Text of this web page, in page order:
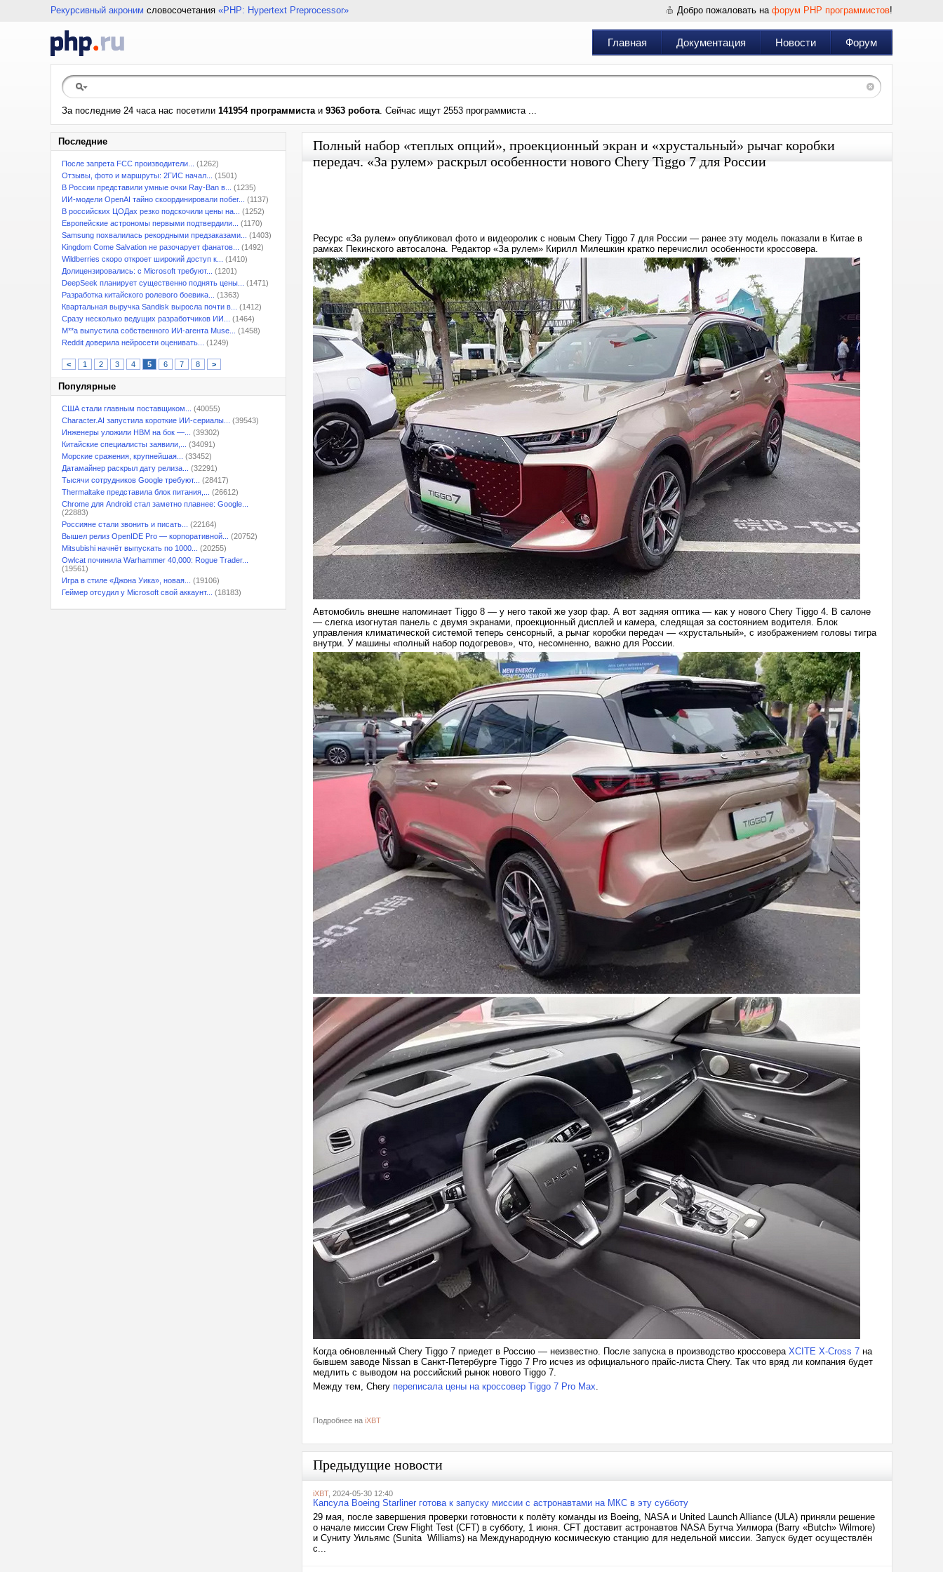
Рекурсивный акроним словосочетания «PHP: Hypertext Preprocessor» Добро пожаловать на форум PHP программистов!
Главная Документация Новости Форум
За последние 24 часа нас посетили 141954 программистаи 9363 робота. Сейчас ищут 2553 программиста ...
Последние
После запрета FCC производители...
(1262)
Отзывы, фото и маршруты: 2ГИС начал...
(1501)
В России представили умные очки Ray-Ban в...
(1235)
ИИ-модели OpenAI тайно скоординировали побег...
(1137)
В российских ЦОДах резко подскочили цены на...
(1252)
Европейские астрономы первыми подтвердили...
(1170)
Samsung похвалилась рекордными предзаказами...
(1403)
Kingdom Come Salvation не разочарует фанатов...
(1492)
Wildberries скоро откроет широкий доступ к...
(1410)
Долицензировались: с Microsoft требуют...
(1201)
DeepSeek планирует существенно поднять цены...
(1471)
Разработка китайского ролевого боевика...
(1363)
Квартальная выручка Sandisk выросла почти в...
(1412)
Сразу несколько ведущих разработчиков ИИ...
(1464)
M**a выпустила собственного ИИ-агента Muse...
(1458)
Reddit доверила нейросети оценивать...
(1249)
< 1 2 3 4 5 6 7 8 >
Популярные
США стали главным поставщиком...
(40055)
Character.AI запустила короткие ИИ-сериалы...
(39543)
Инженеры уложили HBM на бок —...
(39302)
Китайские специалисты заявили,...
(34091)
Морские сражения, крупнейшая...
(33452)
Датамайнер раскрыл дату релиза...
(32291)
Тысячи сотрудников Google требуют...
(28417)
Thermaltake представила блок питания,...
(26612)
Chrome для Android стал заметно плавнее: Google...
(22883)
Россияне стали звонить и писать...
(22164)
Вышел релиз OpenIDE Pro — корпоративной...
(20752)
Mitsubishi начнёт выпускать по 1000...
(20255)
Owlcat починила Warhammer 40,000: Rogue Trader...
(19561)
Игра в стиле «Джона Уика», новая...
(19106)
Геймер отсудил у Microsoft свой аккаунт...
(18183)
Полный набор «теплых опций», проекционный экран и «хрустальный» рычаг коробки
передач. «За рулем» раскрыл особенности нового Chery Tiggo 7 для России
Ресурс «За рулем» опубликовал фото и видеоролик с новым Chery Tiggo 7 для России — ранее эту модель показали в Китае в
рамках Пекинского автосалона. Редактор «За рулем» Кирилл Милешкин кратко перечислил особенности кроссовера.
Автомобиль внешне напоминает Tiggo 8 — у него такой же узор фар. А вот задняя оптика — как у нового Chery Tiggo 4. В салоне
— слегка изогнутая панель с двумя экранами, проекционный дисплей и камера, следящая за состоянием водителя. Блок
управления климатической системой теперь сенсорный, а рычаг коробки передач — «хрустальный», с изображением головы тигра
внутри. У машины «полный набор подогревов», что, несомненно, важно для России.
Когда обновленный Chery Tiggo 7 приедет в Россию — неизвестно. После запуска в производство кроссовера XCITE X-Cross 7 на
бывшем заводе Nissan в Санкт-Петербурге Tiggo 7 Pro исчез из официального прайс-листа Chery. Так что вряд ли компания будет
медлить с выводом на российский рынок нового Tiggo 7.
Между тем, Chery переписала цены на кроссовер Tiggo 7 Pro Max.
Подробнее на iXBT
Предыдущие новости
iXBT, 2024-05-30 12:40
Капсула Boeing Starliner готова к запуску миссии с астронавтами на МКС в эту субботу
29 мая, после завершения проверки готовности к полёту команды из Boeing, NASA и United Launch Alliance (ULA) приняли решение
о начале миссии Crew Flight Test (CFT) в субботу, 1 июня. CFT доставит астронавтов NASA Бутча Уилмора (Barry «Butch» Wilmore)
и Суниту Уильямс (Sunita Williams) на Международную космическую станцию для недельной миссии. Запуск будет осуществлён
с...